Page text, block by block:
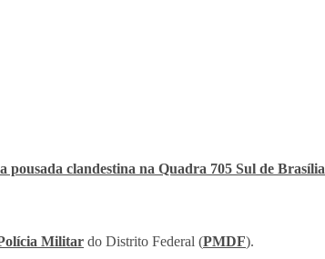
pousada clandestina na Quadra 705 Sul de Brasília
Militar do Distrito Federal (PMDF).